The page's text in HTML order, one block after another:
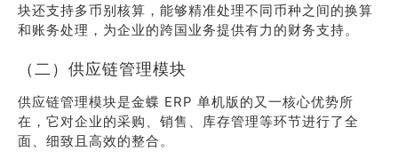
块还支持多币别核算，能够精准处理不同币种之间的换算
和账务处理，为企业的跨国业务提供有力的财务支持。
（二）供应链管理模块
供应链管理模块是金蝶 ERP 单机版的又一核心优势所
在，它对企业的采购、销售、库存管理等环节进行了全
面、细致且高效的整合。